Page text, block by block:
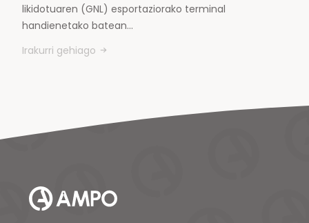
likidotuaren (GNL) esportaziorako terminal
handienetako batean…
Irakurri gehiago